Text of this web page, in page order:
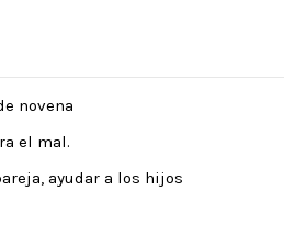
novena
el mal.
ayudar a los hijos